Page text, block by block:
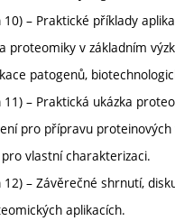
10) – Praktické příklady
proteomiky v základním
patogenů,
11) – Praktická ukázka
pro přípravu proteinových
vlastní charakterizaci.
12) – Závěrečné shrnutí,
aplikacích.